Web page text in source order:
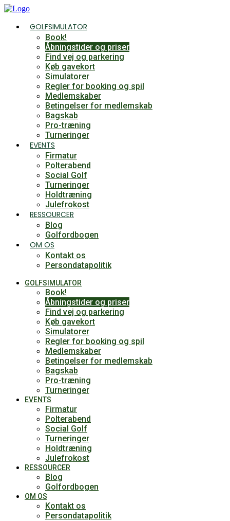
Videre
indhold
GOLFSIMULATOR
Book!
Åbningstider og priser
Find vej og parkering
Køb gavekort
Simulatorer
Regler for booking og spil
Medlemskaber
Betingelser for medlemskab
Bagskab
Pro-træning
Turneringer
EVENTS
Firmatur
Polterabend
Social Golf
Turneringer
Holdtræning
Julefrokost
RESSOURCER
Blog
Golfordbogen
OM OS
Kontakt os
Persondatapolitik
GOLFSIMULATOR
Book!
Åbningstider og priser
Find vej og parkering
Køb gavekort
Simulatorer
Regler for booking og spil
Medlemskaber
Betingelser for medlemskab
Bagskab
Pro-træning
Turneringer
EVENTS
Firmatur
Polterabend
Social Golf
Turneringer
Holdtræning
Julefrokost
RESSOURCER
Blog
Golfordbogen
OM OS
Kontakt os
Persondatapolitik